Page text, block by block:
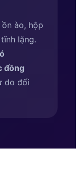
ào, hộp
lặng.
đồng
do đối